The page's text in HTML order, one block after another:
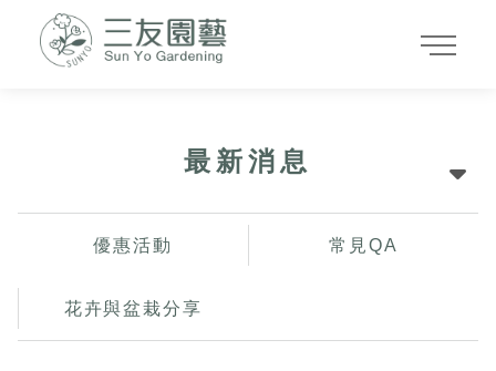
最新消息
優惠活動 常見QA
花卉與盆栽分享